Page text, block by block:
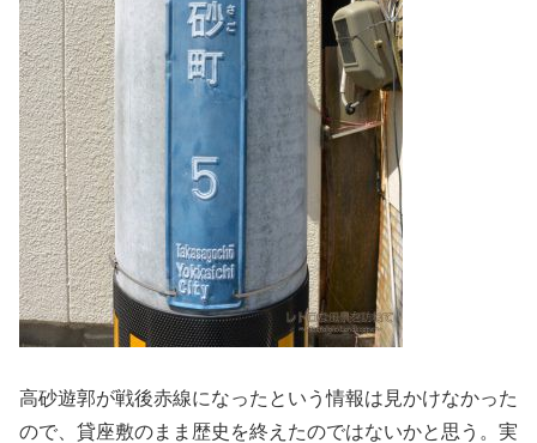
高砂遊郭が戦後赤線になったという情報は見かけなかった
ので、貸座敷のまま歴史を終えたのではないかと思う。実